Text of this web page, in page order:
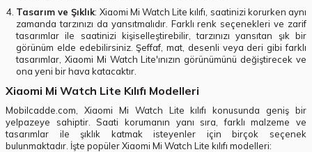
Tasarım ve Şıklık: Xiaomi Mi Watch Lite kılıfı, saatinizi korurken aynı
zamanda tarzınızı da yansıtmalıdır. Farklı renk seçenekleri ve zarif
tasarımlar ile saatinizi kişiselleştirebilir, tarzınızı yansıtan şık bir
görünüm elde edebilirsiniz. Şeffaf, mat, desenli veya deri gibi farklı
tasarımlar, Xiaomi Mi Watch Lite'ınızın görünümünü değiştirecek ve
ona yeni bir hava katacaktır.
Xiaomi Mi Watch Lite Kılıfı Modelleri
Mobilcadde.com, Xiaomi Mi Watch Lite kılıfı konusunda geniş bir
yelpazeye sahiptir. Saati korumanın yanı sıra, farklı malzeme ve
tasarımlar ile şıklık katmak isteyenler için birçok seçenek
bulunmaktadır. İşte popüler Xiaomi Mi Watch Lite kılıfı modelleri: